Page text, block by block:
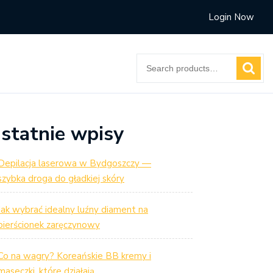
Login Now
for:
wpisy
laserowa w Bydgoszczy —
droga do gładkiej skóry
wybrać idealny luźny diament na
zaręczynowy
na wagry? Koreańskie BB kremy i